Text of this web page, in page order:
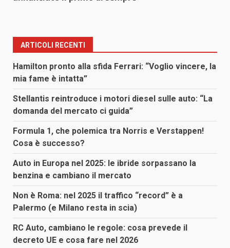
ARTICOLI RECENTI
Hamilton pronto alla sfida Ferrari: “Voglio vincere, la
mia fame è intatta”
Stellantis reintroduce i motori diesel sulle auto: “La
domanda del mercato ci guida”
Formula 1, che polemica tra Norris e Verstappen!
Cosa è successo?
Auto in Europa nel 2025: le ibride sorpassano la
benzina e cambiano il mercato
Non è Roma: nel 2025 il traffico “record” è a
Palermo (e Milano resta in scia)
RC Auto, cambiano le regole: cosa prevede il
decreto UE e cosa fare nel 2026